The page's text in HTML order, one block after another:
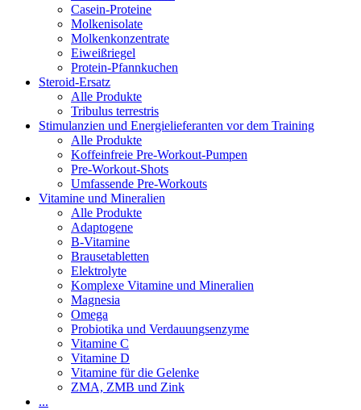
Casein-Proteine
Molkenisolate
Molkenkonzentrate
Eiweißriegel
Protein-Pfannkuchen
Steroid-Ersatz
Alle Produkte
Tribulus terrestris
Stimulanzien und Energielieferanten vor dem Training
Alle Produkte
Koffeinfreie Pre-Workout-Pumpen
Pre-Workout-Shots
Umfassende Pre-Workouts
Vitamine und Mineralien
Alle Produkte
Adaptogene
B-Vitamine
Brausetabletten
Elektrolyte
Komplexe Vitamine und Mineralien
Magnesia
Omega
Probiotika und Verdauungsenzyme
Vitamine C
Vitamine D
Vitamine für die Gelenke
ZMA, ZMB und Zink
...